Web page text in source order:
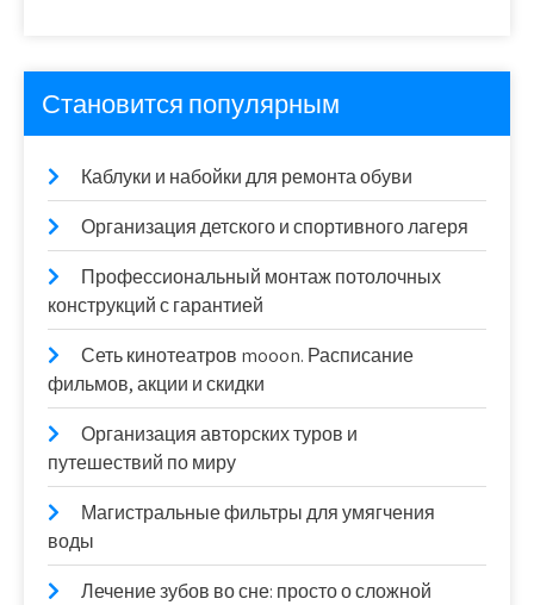
Становится популярным
Каблуки и набойки для ремонта обуви
Организация детского и спортивного лагеря
Профессиональный монтаж потолочных
конструкций с гарантией
Сеть кинотеатров mooon. Расписание
фильмов, акции и скидки
Организация авторских туров и
путешествий по миру
Магистральные фильтры для умягчения
воды
Лечение зубов во сне: просто о сложной